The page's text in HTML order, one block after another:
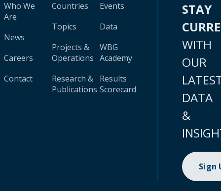
Who We
Are
News
Careers
Contact
Countries
Topics
Projects &
Operations
Research &
Publications
Events
Data
WBG
Academy
Results
Scorecard
STAY
WITH
OUR
DATA
&
Sign